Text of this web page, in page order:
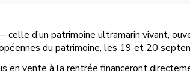
d’un patrimoine ultramarin vivant,
du patrimoine, les 19 et 20
en vente à la rentrée financeront